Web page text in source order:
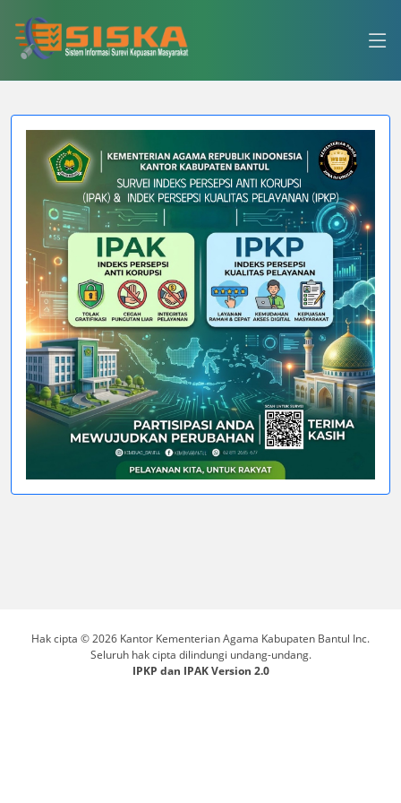
Hak cipta © 2026 Kantor Kementerian Agama Kabupaten Bantul Inc.
Seluruh hak cipta dilindungi undang-undang.
IPKP dan IPAK Version 2.0